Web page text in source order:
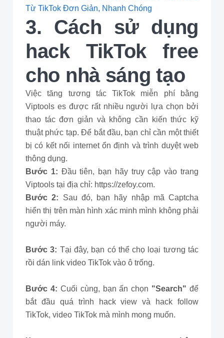
Từ TikTok Đơn Giản, Nhanh Chóng
3. Cách sử dụng
hack TikTok free
cho nhà sáng tạo
Việc tăng tương tác TikTok miễn phí bằng
Viptools es được rất nhiều người lựa chọn bởi
thao tác đơn giản và không cần kiến thức kỹ
thuật phức tạp. Để bắt đầu, bạn chỉ cần một thiết
bị có kết nối internet ổn định và trình duyệt web
thông dụng.
Bước 1: Đầu tiên, bạn hãy truy cập vào trang
Viptools tại địa chỉ: https://zefoy.com.
Bước 2: Sau đó, bạn hãy nhập mã Captcha
hiển thị trên màn hình xác minh mình không phải
người máy.
Bước 3: Tại đây, bạn có thể chọ loại tương tác
rồi dán link video TikTok vào ô trống.
Bước 4: Cuối cùng, bạn ấn chọn "Search" để
bắt đầu quá trình hack view và hack follow
TikTok, video TikTok mà mình mong muốn.